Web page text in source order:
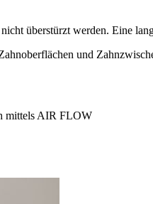
überstürzt werden. Eine
und
mittels AIR FLOW